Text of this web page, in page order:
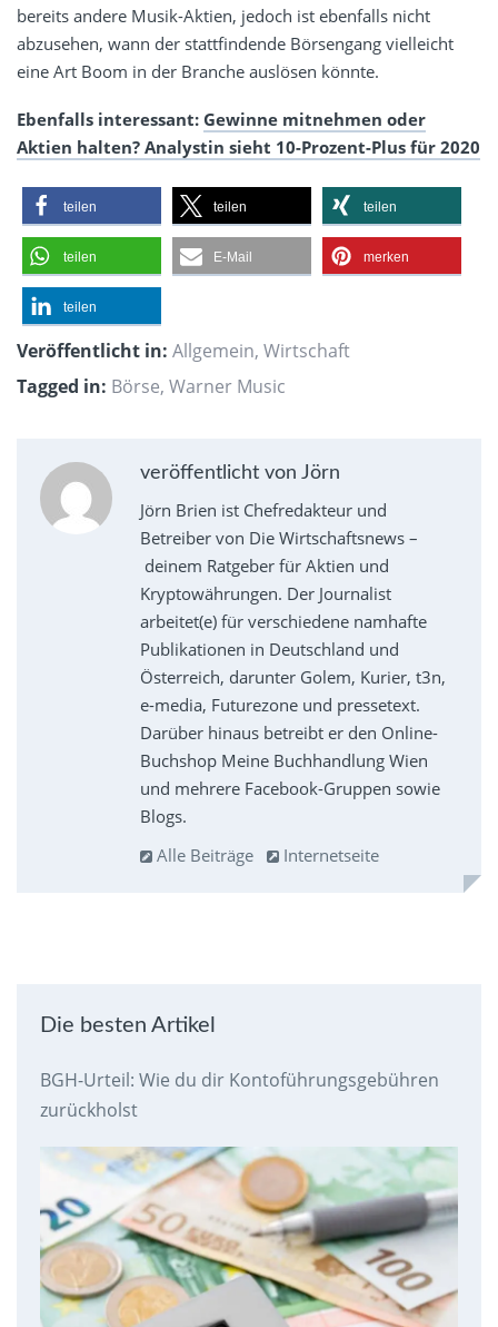
bereits andere Musik-Aktien, jedoch ist ebenfalls nicht
abzusehen, wann der stattfindende Börsengang vielleicht
eine Art Boom in der Branche auslösen könnte.
Ebenfalls interessant: Gewinne mitnehmen oder
Aktien halten? Analystin sieht 10-Prozent-Plus für 2020
teilen teilen teilen
teilen E-Mail merken
teilen
Veröffentlicht in: Allgemein, Wirtschaft
Tagged in: Börse, Warner Music
veröffentlicht von Jörn
Jörn Brien ist Chefredakteur und
Betreiber von Die Wirtschaftsnews –
deinem Ratgeber für Aktien und
Kryptowährungen. Der Journalist
arbeitet(e) für verschiedene namhafte
Publikationen in Deutschland und
Österreich, darunter Golem, Kurier, t3n,
e-media, Futurezone und pressetext.
Darüber hinaus betreibt er den Online-
Buchshop Meine Buchhandlung Wien
und mehrere Facebook-Gruppen sowie
Blogs.
Alle Beiträge
Internetseite
Die besten Artikel
BGH-Urteil: Wie du dir Kontoführungsgebühren
zurückholst